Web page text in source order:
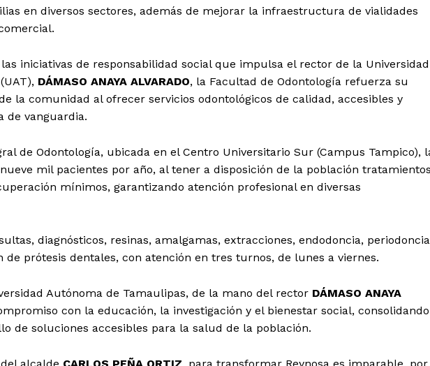
en diversos sectores, además de mejorar la infraestructura de vialidades
iniciativas de responsabilidad social que impulsa el rector de la Universidad
DÁMASO ANAYA ALVARADO, la Facultad de Odontología refuerza su
la comunidad al ofrecer servicios odontológicos de calidad, accesibles y
de vanguardia.
de Odontología, ubicada en el Centro Universitario Sur (Campus Tampico),
mil pacientes por año, al tener a disposición de la población tratamientos
mínimos, garantizando atención profesional en diversas
diagnósticos, resinas, amalgamas, extracciones, endodoncia,
de prótesis dentales, con atención en tres turnos, de lunes a viernes.
Autónoma de Tamaulipas, de la mano del rector DÁMASO ANAYA
con la educación, la investigación y el bienestar social, consolidando
de soluciones accesibles para la salud de la población.